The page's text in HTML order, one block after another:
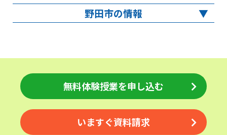
野田市の情報
無料体験授業を申し込む
いますぐ資料請求